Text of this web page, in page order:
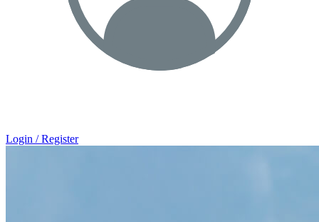
Login / Register